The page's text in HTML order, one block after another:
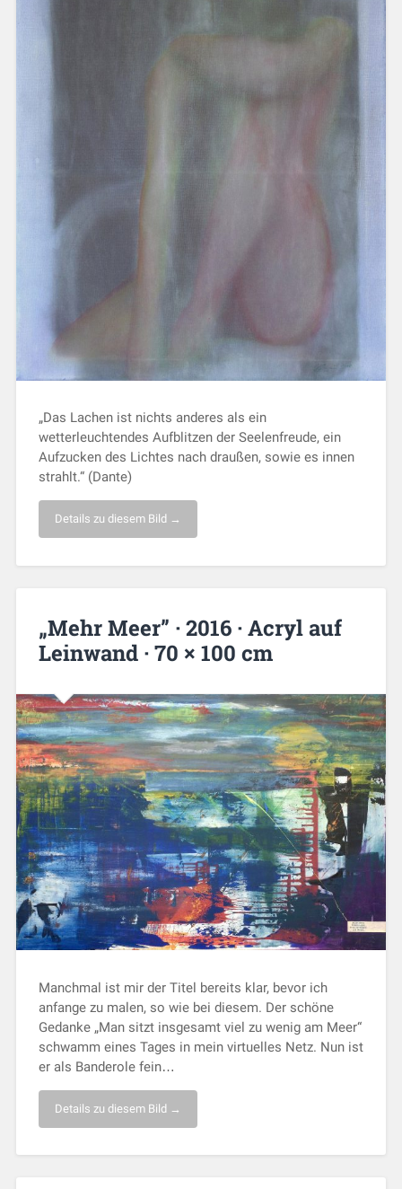
„Das Lachen ist nichts anderes als ein
wetterleuchtendes Aufblitzen der Seelenfreude, ein
Aufzucken des Lichtes nach draußen, sowie es innen
strahlt.“ (Dante)
Details zu diesem Bild →
„Mehr Meer” · 2016 · Acryl auf
Leinwand · 70 × 100 cm
Manchmal ist mir der Titel bereits klar, bevor ich
anfange zu malen, so wie bei diesem. Der schöne
Gedanke „Man sitzt insgesamt viel zu wenig am Meer“
schwamm eines Tages in mein virtuelles Netz. Nun ist
er als Banderole fein…
Details zu diesem Bild →